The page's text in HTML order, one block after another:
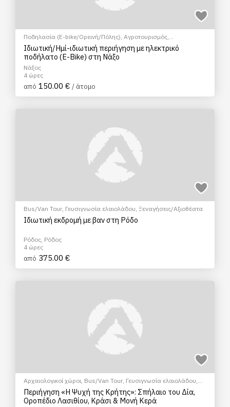
Ποδηλασία (E-bike/Ορεινή/Πόλης), Αγροτουρισμός,
Γαστρονομικός τουρισμός
Γευσιγνωσία ελαιολάδου
EcoΠεριηγήση,Ξεναγήσεις/Αξιοθέατα
Ιδιωτική/Ημί-ιδιωτική περιήγηση με ηλεκτρικό
ποδήλατο (E-Bike) στη Νάξο
Νάξος
4 ώρες
από 150.00 € / άτομο
Bus/Van Tour, Γευσιγνωσία ελαιολάδου, Ξεναγήσεις/Αξιοθέατα
Ιδιωτική εκδρομή με βαν στη Ρόδο
Ρόδος, Ρόδος
4 ώρες
από 375.00 €
Αρχαιολογικοί χώροι, Bus/Van Tour, Γευσιγνωσία ελαιολάδου,
Ξεναγήσεις/Αξιοθέατα , Πολιτιστικά - Πολιτισμικά
Περιήγηση «Η Ψυχή της Κρήτης»: Σπήλαιο του Δία,
Οροπέδιο Λασιθίου, Κράσι & Μονή Κερά